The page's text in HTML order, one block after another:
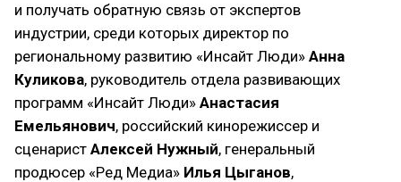
и получать обратную связь от экспертов
индустрии, среди которых директор по
региональному развитию «Инсайт Люди» Анна
Куликова, руководитель отдела развивающих
программ «Инсайт Люди» Анастасия
Емельянович, российский кинорежиссер и
сценарист Алексей Нужный, генеральный
продюсер «Ред Медиа» Илья Цыганов,